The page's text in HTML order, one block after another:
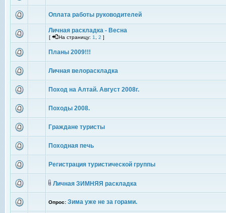
Оплата работы руководителей
Личная раскладка - Весна
[ На страницу: 1 2 ]
Планы 2009!!!
Личная велораскладка
Поход на Алтай. Август 2008г.
Походы 2008.
Граждане туристы
Походная печь
Регистрация туристической группы
Личная ЗИМНЯЯ раскладка
Опрос: Зима уже не за горами.